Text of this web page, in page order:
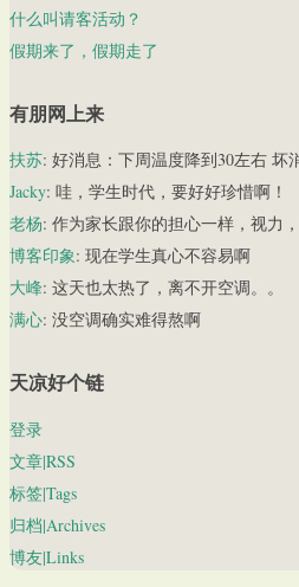
什么叫请客活动？
假期来了，假期走了
有朋网上来
扶苏: 好消息：下周温度降到30左右 坏
Jacky: 哇，学生时代，要好好珍惜啊！
老杨: 作为家长跟你的担心一样，视力
博客印象: 现在学生真心不容易啊
大峰: 这天也太热了，离不开空调。。
满心: 没空调确实难得熬啊
天凉好个链
登录
文章|RSS
标签|Tags
归档|Archives
博友|Links